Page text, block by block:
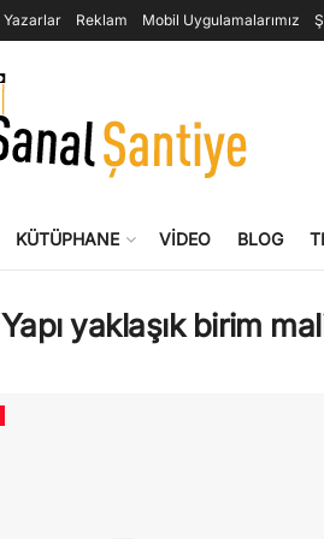
Yazarlar Reklam Mobil Uygulamalarımız
KÜTÜPHANE VIDEO BLOG
Yapı yaklaşık birim